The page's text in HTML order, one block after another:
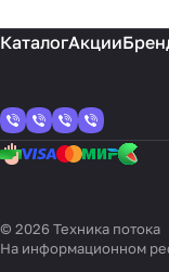
КаталогАкции
© 2026 Техника потока
На информационном